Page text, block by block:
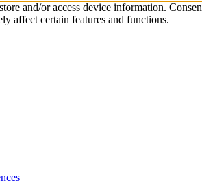
and/or access device information.
affect certain features and functions.